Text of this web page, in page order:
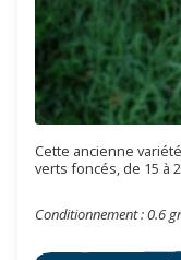
Cette ancienne
verts foncés, de 15 à
pousseront et
Précoce et de
Conditionnement : 0.6